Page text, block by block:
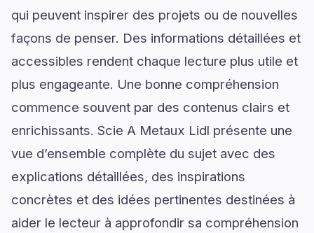
qui peuvent inspirer des projets ou de nouvelles
façons de penser. Des informations détaillées et
accessibles rendent chaque lecture plus utile et
plus engageante. Une bonne compréhension
commence souvent par des contenus clairs et
enrichissants. Scie A Metaux Lidl présente une
vue d’ensemble complète du sujet avec des
explications détaillées, des inspirations
concrètes et des idées pertinentes destinées à
aider le lecteur à approfondir sa compréhension